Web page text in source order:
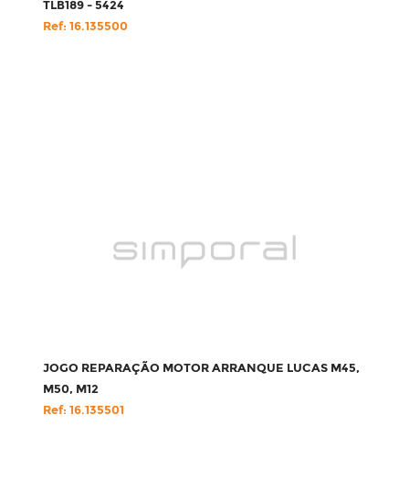
TLB189 - 5424
Ref: 16.135500
JOGO REPARAÇÃO MOTOR ARRANQUE LUCAS M45,
M50, M12
Ref: 16.135501